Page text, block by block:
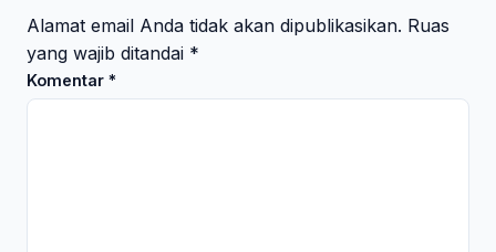
Alamat email Anda tidak akan dipublikasikan. Ruas
yang wajib ditandai *
Komentar *